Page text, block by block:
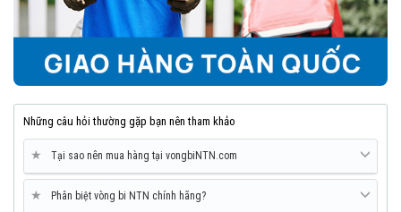
Những câu hỏi thường gặp bạn nên tham khảo
★ Tại sao nên mua hàng tại vongbiNTN.com
★ Phân biệt vòng bi NTN chính hãng?